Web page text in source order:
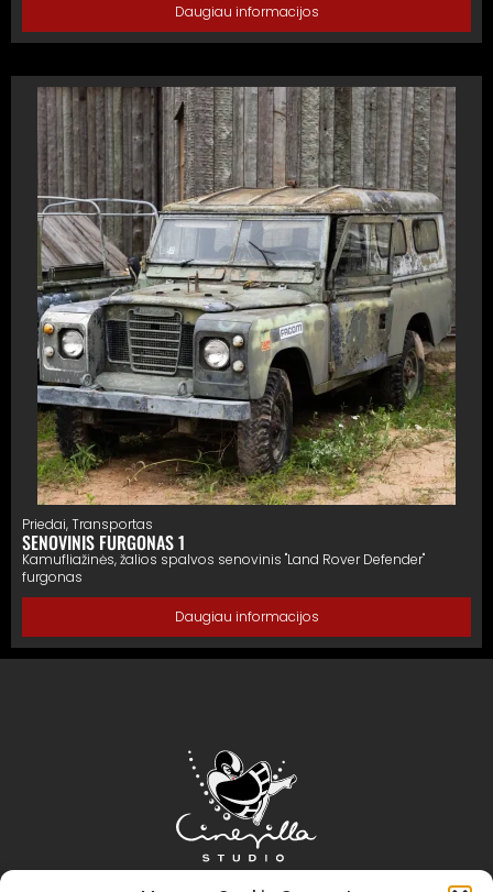
Daugiau informacijos
Priedai,Transportas
SENOVINIS FURGONAS 1
Kamufliažinės, žalios spalvos senovinis "Land Rover Defender"
furgonas
Daugiau informacijos